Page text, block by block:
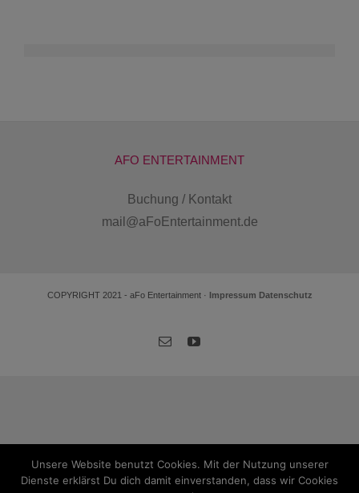
AFO ENTERTAINMENT
Buchung / Kontakt
mail@aFoEntertainment.de
COPYRIGHT 2021 - aFo Entertainment · Impressum Datenschutz
E-
YouTube
Unsere Website benutzt Cookies. Mit der Nutzung unserer
Dienste erklärst Du dich damit einverstanden, dass wir Cookies